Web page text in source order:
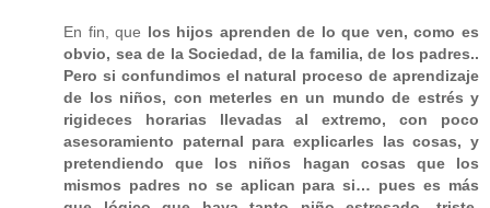
En fin, que los hijos aprenden de lo que ven, como es
obvio, sea de la Sociedad, de la familia, de los padres..
Pero si confundimos el natural proceso de aprendizaje
de los niños, con meterles en un mundo de estrés y
rigideces horarias llevadas al extremo, con poco
asesoramiento paternal para explicarles las cosas, y
pretendiendo que los niños hagan cosas que los
mismos padres no se aplican para si… pues es más